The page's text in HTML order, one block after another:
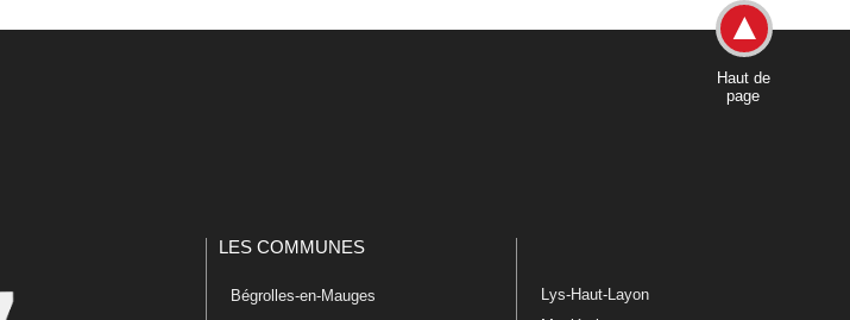
Haut de
page
LES COMMUNES
Bégrolles-en-Mauges
Lys-Haut-Layon